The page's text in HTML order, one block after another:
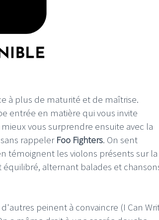
à plus de maturité et de maîtrise.
entrée en matière qui vous invite
vous surprendre ensuite avec la
rappelerFoo Fighters. On sent
témoignent les violons présents sur la
alternant balades et
peinent à convaincre (I Can